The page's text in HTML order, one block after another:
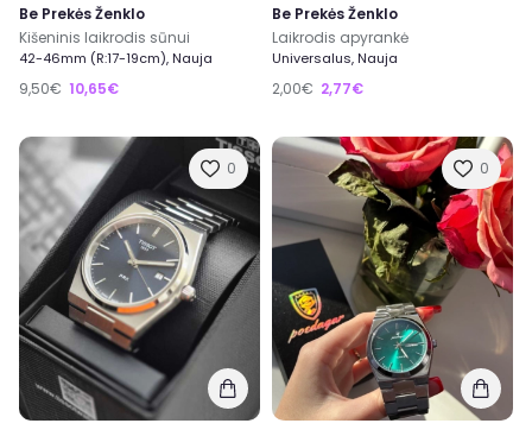
Be Prekės Ženklo
Kišeninis laikrodis sūnui
42-46mm (R:17-19cm), Nauja
9,50€ 10,65€
Be Prekės Ženklo
Laikrodis apyrankė
Universalus, Nauja
2,00€ 2,77€
0 0